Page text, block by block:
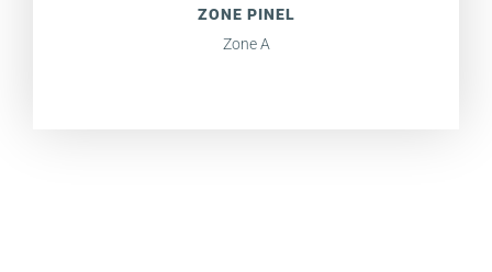
ZONE PINEL
Zone A